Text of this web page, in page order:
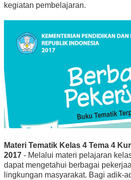
kegiatan pembelajaran.
Materi Tematik Kelas 4 Tema 4
2017 - Melalui materi pelajaran
dapat mengetahui berbagai
lingkungan masyarakat. Bagi adik-